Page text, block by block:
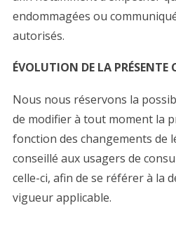
endommagées ou
autorisés.
ÉVOLUTION DE LA PRÉSENTE
Nous nous réservons la
de modifier à tout moment la
fonction des changements de
conseillé aux usagers de
celle-ci, afin de se référer à la
vigueur applicable.